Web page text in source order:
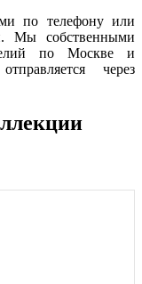
по телефону или
Мы собственными
по Москве и
через